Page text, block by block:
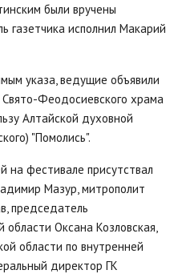
были вручены
газетчика исполнил Макарий
указа, ведущие объявили
Феодосиевского храма
Алтайской духовной
"Помолись".
на фестивале присутствал
Мазур, митрополит
председатель
Оксана Козловская,
области по внутренней
директор ГК